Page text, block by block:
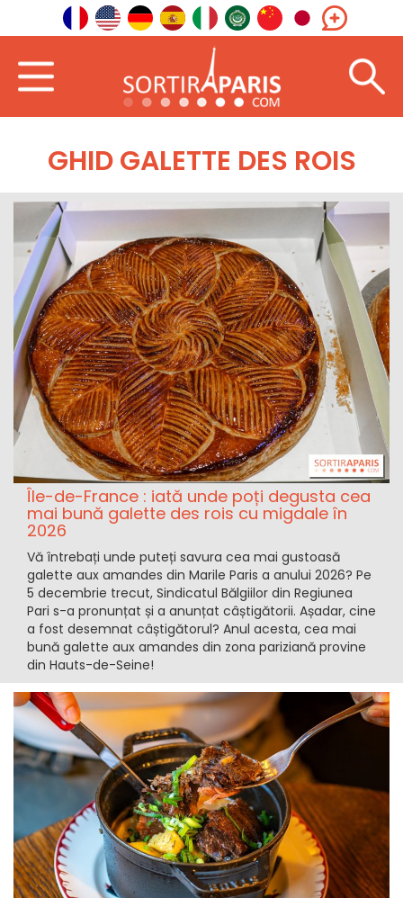
GHID GALETTE DES ROIS
Île-de-France : iată unde poți degusta cea
mai bună galette des rois cu migdale în
2026
Vă întrebați unde puteți savura cea mai gustoasă
galette aux amandes din Marile Paris a anului 2026? Pe
5 decembrie trecut, Sindicatul Bălgiilor din Regiunea
Pari s-a pronunțat și a anunțat câștigătorii. Așadar, cine
a fost desemnat câștigătorul? Anul acesta, cea mai
bună galette aux amandes din zona pariziană provine
din Hauts-de-Seine!